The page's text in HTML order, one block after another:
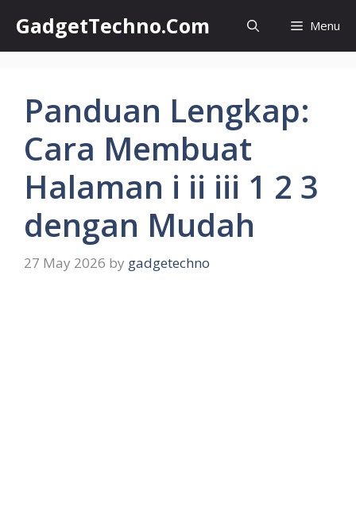
content
GadgetTechno.Com Menu
Panduan Lengkap:
Cara Membuat
Halaman i ii iii 1 2 3
dengan Mudah
27 May 2026 by gadgetechno